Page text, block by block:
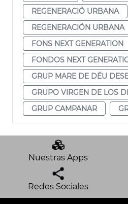
REGENERACIÓ URBANA
REGENERACIÓN URBANA
FONS NEXT GENERATION
FONDOS NEXT
GRUP MARE DE DÉU
GRUPO VIRGEN DE LOS
GRUP CAMPANAR
Nuestras Apps
Redes Sociales